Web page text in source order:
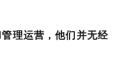
理运营，他们并无经